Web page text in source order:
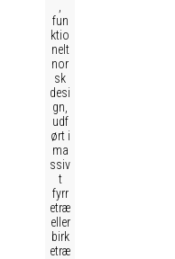
fun
ktio
nelt
nor
sk
desi
gn,
udf
ørt i
ma
ssiv
t
fyrr
etræ
eller
birk
etræ